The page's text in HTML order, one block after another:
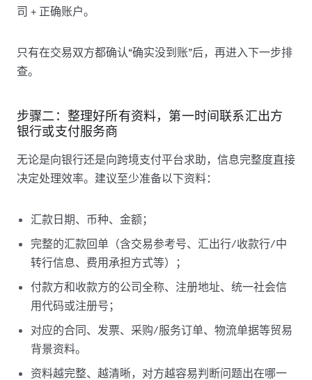
司 + 正确账户。
只有在交易双方都确认“确实没到账”后，再进入下一步排
查。
步骤二：整理好所有资料，第一时间联系汇出方
银行或支付服务商
无论是向银行还是向跨境支付平台求助，信息完整度直接
决定处理效率。建议至少准备以下资料：
汇款日期、币种、金额；
完整的汇款回单（含交易参考号、汇出行/收款行/中
转行信息、费用承担方式等）；
付款方和收款方的公司全称、注册地址、统一社会信
用代码或注册号；
对应的合同、发票、采购/服务订单、物流单据等贸易
背景资料。
资料越完整、越清晰，对方越容易判断问题出在哪一